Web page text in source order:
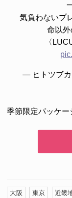
気負わないプ
命以外
〈
— ヒトツブカ
季節限定パッケ
大阪 東京 近畿